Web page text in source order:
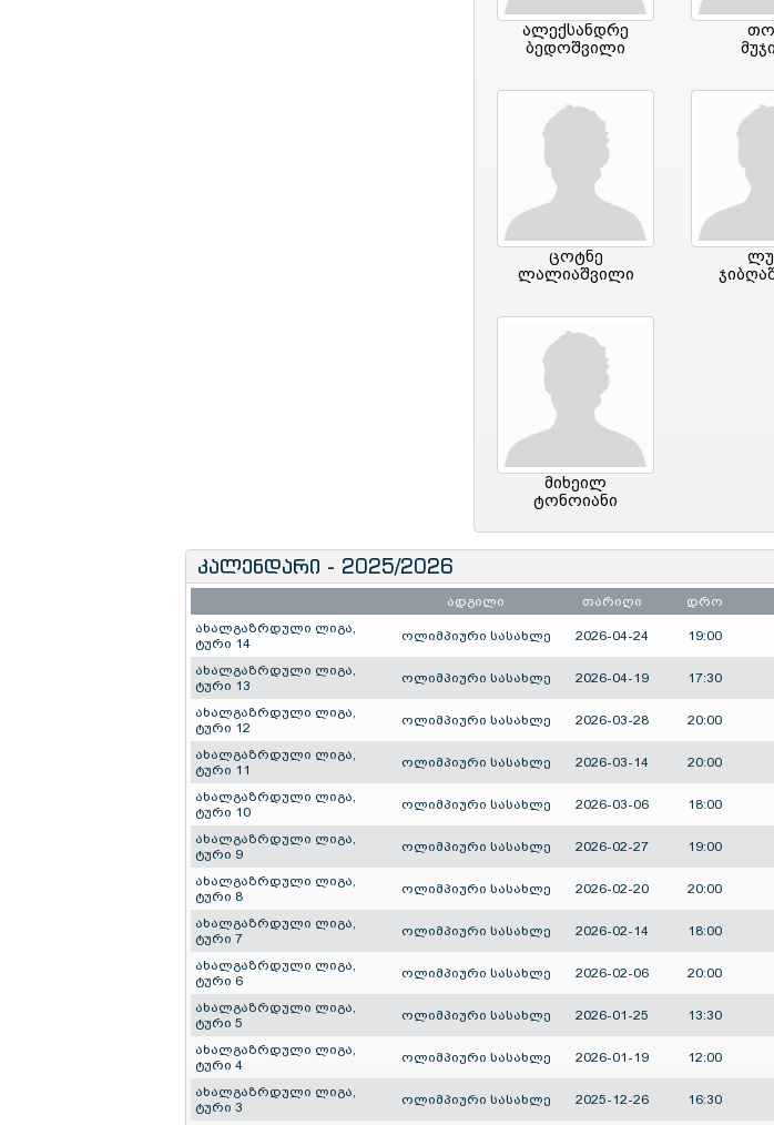
ალექსანდრე
ბედოშვილი
ცოტნე
ლალიაშვილი
მიხეილ
ტონოიანი
კალენდარი - 2025/2026
ადგილი თარიღი დრო
ახალგაზრდული ლიგა,
ტური 14
ოლიმპიური სასახლე 2026-04-24 19:00
ახალგაზრდული ლიგა,
ტური 13
ოლიმპიური სასახლე 2026-04-19 17:30
ახალგაზრდული ლიგა,
ტური 12
ოლიმპიური სასახლე 2026-03-28 20:00
ახალგაზრდული ლიგა,
ტური 11
ოლიმპიური სასახლე 2026-03-14 20:00
ახალგაზრდული ლიგა,
ტური 10
ოლიმპიური სასახლე 2026-03-06 18:00
ახალგაზრდული ლიგა,
ტური 9
ოლიმპიური სასახლე 2026-02-27 19:00
ახალგაზრდული ლიგა,
ტური 8
ოლიმპიური სასახლე 2026-02-20 20:00
ახალგაზრდული ლიგა,
ტური 7
ოლიმპიური სასახლე 2026-02-14 18:00
ახალგაზრდული ლიგა,
ტური 6
ოლიმპიური სასახლე 2026-02-06 20:00
ახალგაზრდული ლიგა,
ტური 5
ოლიმპიური სასახლე 2026-01-25 13:30
ახალგაზრდული ლიგა,
ტური 4
ოლიმპიური სასახლე 2026-01-19 12:00
ახალგაზრდული ლიგა,
ტური 3
ოლიმპიური სასახლე 2025-12-26 16:30